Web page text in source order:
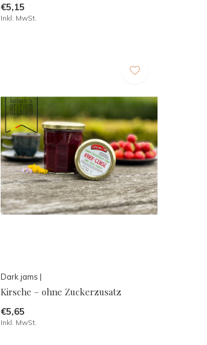
€5,15
Inkl. MwSt.
Dark jams |
Kirsche – ohne Zuckerzusatz
€5,65
Inkl. MwSt.